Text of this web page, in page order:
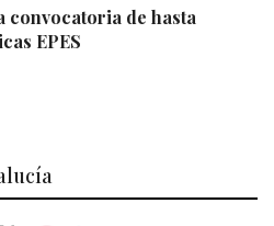
convocatoria de hasta
EPES